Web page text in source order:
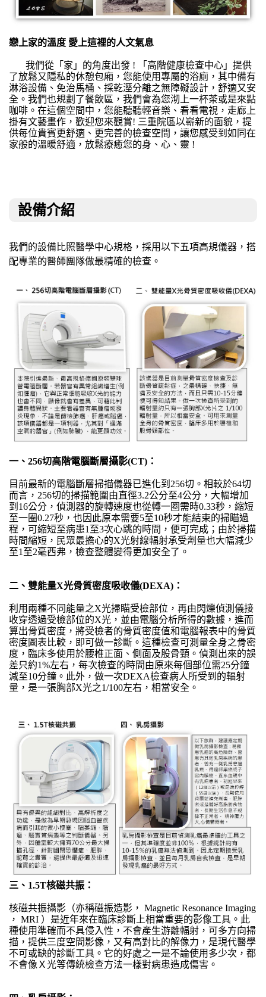
戀上家的溫度 愛上這裡的人文氣息
我們從「家」的角度出發 ! 「高階健康檢查中心」提供
了放鬆又隱私的休憩包廂，您能使用專屬的浴廁，其中備有
淋浴設備、免治馬桶、採乾溼分離之無障礙設計，舒適又安
全。我們也規劃了餐飲區，我們會為您沏上一杯茶或是來點
咖啡。在這個空間中，您能聽聽輕音樂、看看電視，走廊上
掛有文藝畫作，歡迎您來觀賞! 三重院區以嶄新的面貌，提
供每位貴賓更舒適、更完善的檢查空間，讓您感受到如同在
家般的溫暖舒適，放鬆療癒您的身、心、靈 !
設備介紹
我們的設備比照醫學中心規格，採用以下五項高規儀器，搭
配專業的醫師團隊做最精確的檢查。
一、256切高階電腦斷層攝影(CT)：
目前最新的電腦斷層掃描儀器已進化到256切。相較於64切
而言，256切的掃描範圍由直徑3.2公分至4公分，大幅增加
到16公分，偵測器的旋轉速度也從轉一圈需時0.33秒，縮短
至一圈0.27秒，也因此原本需要5至10秒才能結束的掃瞄過
程，可縮短至病患1至3次心跳的時間，便可完成；由於掃描
時間縮短，民眾最擔心的X光射線輻射承受劑量也大幅減少
至1至2毫西弗，檢查整體變得更加安全了。
二、雙能量X光骨質密度吸收儀(DEXA)：
利用兩種不同能量之X光掃瞄受檢部位，再由閃爍偵測儀接
收穿透過受檢部位的X光，並由電腦分析所得的數據，進而
算出骨質密度，將受檢者的骨質密度值和電腦報表中的骨質
密度圖表比較，即可做一診斷。這種檢查可測量全身之骨密
度，臨床多使用於腰椎正面、側面及股骨頸。偵測出來的誤
差只約1%左右，每次檢查的時間由原來每個部位需25分鐘
減至10分鐘。此外，做一次DEXA檢查病人所受到的輻射
量，是一張胸部X光之1/100左右，相當安全。
三、1.5T核磁共振：
核磁共振攝影（亦稱磁振造影， Magnetic Resonance Imaging
， MRI ）是近年來在臨床診斷上相當重要的影像工具。此
種使用準確而不具侵入性，不會產生游離輻射，可多方向掃
描，提供三度空間影像，又有高對比的解像力，是現代醫學
不可或缺的診斷工具。它的好處之一是不論使用多少次，都
不會像Ｘ光等傳統檢查方法一樣對病患造成傷害。